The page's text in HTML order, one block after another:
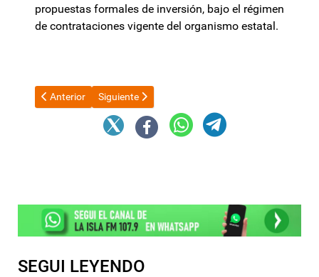
propuestas formales de inversión, bajo el régimen
de contrataciones vigente del organismo estatal.
Artículo anterior: “La situación económica y social del país es
Anterior Artículo siguiente: Causa Javier Galán: “Nos
Siguiente
SEGUI LEYENDO